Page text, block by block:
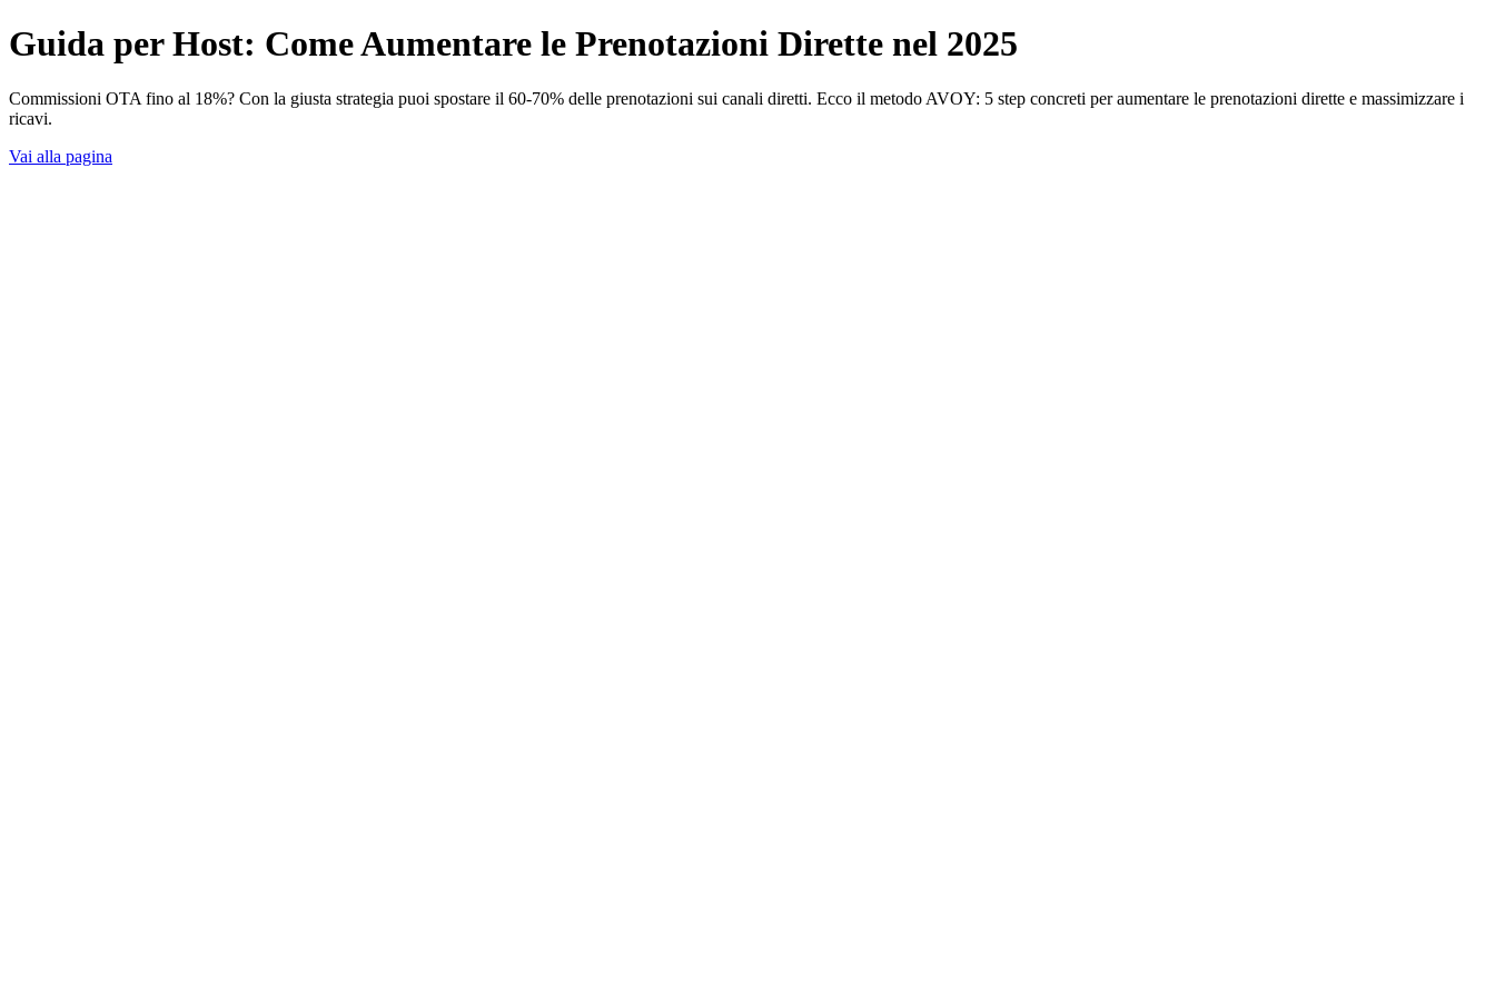
Guida per Host: Come Aumentare le Prenotazioni Dirette nel 2025
Commissioni OTA fino al 18%? Con la giusta strategia puoi spostare il 60-70% delle prenotazioni sui canali diretti. Ecco il metodo AVOY: 5 step concreti per aumentare le prenotazioni dirette e massimizzare i
ricavi.
Vai alla pagina